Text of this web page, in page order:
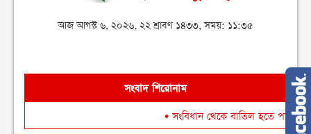
আজ আগস্ট ৬, ২০২৬, ২২ শ্রাবণ ১৪৩৩, সময়: ১১:৩৫
সংবাদ শিরোনাম
সংবিধান থেকে বাতিল হতে পারে শেখ